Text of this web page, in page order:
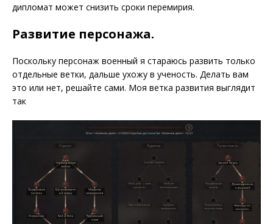
дипломат может снизить сроки перемирия.
Развитие персонажа.
Поскольку персонаж военный я стараюсь развить только
отдельные ветки, дальше ухожу в ученость. Делать вам
это или нет, решайте сами. Моя ветка развития выглядит
так